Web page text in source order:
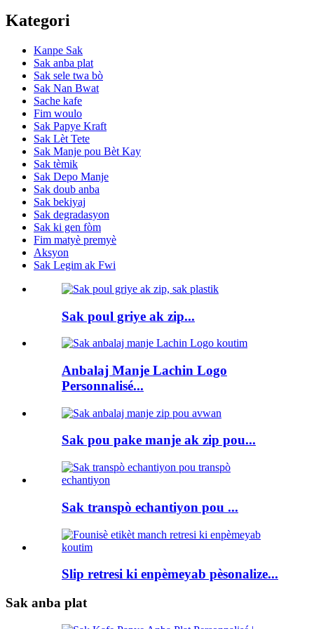
Kategori
Kanpe Sak
Sak anba plat
Sak sele twa bò
Sak Nan Bwat
Sache kafe
Fim woulo
Sak Papye Kraft
Sak Lèt Tete
Sak Manje pou Bèt Kay
Sak tèmik
Sak Depo Manje
Sak doub anba
Sak bekiyaj
Sak degradasyon
Sak ki gen fòm
Fim matyè premyè
Aksyon
Sak Legim ak Fwi
Sak poul griye ak zip...
Anbalaj Manje Lachin Logo
Personnalisé...
Sak pou pake manje ak zip pou...
Sak transpò echantiyon pou ...
Slip retresi ki enpèmeyab pèsonalize...
Sak anba plat